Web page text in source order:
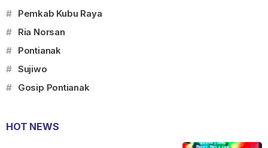
# Pemkab Kubu Raya
# Ria Norsan
# Pontianak
# Sujiwo
# Gosip Pontianak
HOT NEWS